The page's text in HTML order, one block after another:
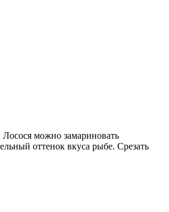
можно замариновать
оттенок вкуса рыбе. Срезать